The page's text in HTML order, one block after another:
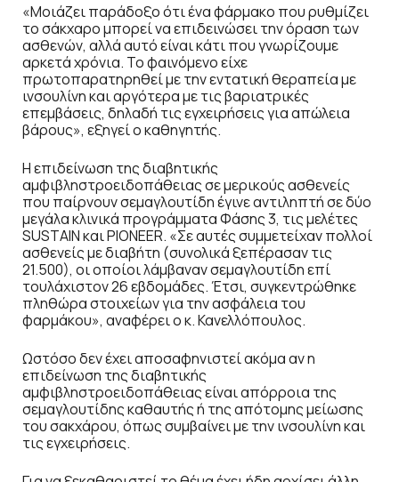
«Μοιάζει παράδοξο ότι ένα φάρμακο που ρυθμίζει
το σάκχαρο μπορεί να επιδεινώσει την όραση των
ασθενών, αλλά αυτό είναι κάτι που γνωρίζουμε
αρκετά χρόνια. Το φαινόμενο είχε
πρωτοπαρατηρηθεί με την εντατική θεραπεία με
ινσουλίνη και αργότερα με τις βαριατρικές
επεμβάσεις, δηλαδή τις εγχειρήσεις για απώλεια
βάρους», εξηγεί ο καθηγητής.
Η επιδείνωση της διαβητικής
αμφιβληστροειδοπάθειας σε μερικούς ασθενείς
που παίρνουν σεμαγλουτίδη έγινε αντιληπτή σε δύο
μεγάλα κλινικά προγράμματα Φάσης 3, τις μελέτες
SUSTAIN και PIONEER. «Σε αυτές συμμετείχαν πολλοί
ασθενείς με διαβήτη (συνολικά ξεπέρασαν τις
21.500), οι οποίοι λάμβαναν σεμαγλουτίδη επί
τουλάχιστον 26 εβδομάδες. Έτσι, συγκεντρώθηκε
πληθώρα στοιχείων για την ασφάλεια του
φαρμάκου», αναφέρει ο κ. Κανελλόπουλος.
Ωστόσο δεν έχει αποσαφηνιστεί ακόμα αν η
επιδείνωση της διαβητικής
αμφιβληστροειδοπάθειας είναι απόρροια της
σεμαγλουτίδης καθαυτής ή της απότομης μείωσης
του σακχάρου, όπως συμβαίνει με την ινσουλίνη και
τις εγχειρήσεις.